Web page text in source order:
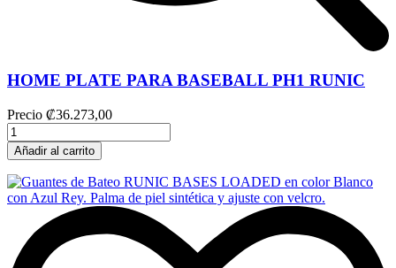
HOME PLATE PARA BASEBALL PH1 RUNIC
Precio ₡36.273,00
Añadir al carrito